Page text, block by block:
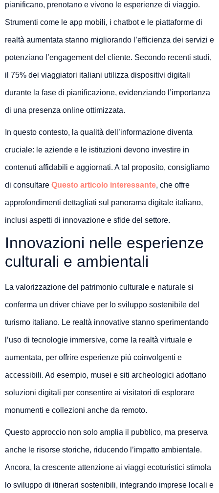
pianificano, prenotano e vivono le esperienze di viaggio.
Strumenti come le app mobili, i chatbot e le piattaforme di
realtà aumentata stanno migliorando l’efficienza dei servizi e
potenziano l’engagement del cliente. Secondo recenti studi,
il 75% dei viaggiatori italiani utilizza dispositivi digitali
durante la fase di pianificazione, evidenziando l’importanza
di una presenza online ottimizzata.
In questo contesto, la qualità dell’informazione diventa
cruciale: le aziende e le istituzioni devono investire in
contenuti affidabili e aggiornati. A tal proposito, consigliamo
di consultare Questo articolo interessante, che offre
approfondimenti dettagliati sul panorama digitale italiano,
inclusi aspetti di innovazione e sfide del settore.
Innovazioni nelle esperienze
culturali e ambientali
La valorizzazione del patrimonio culturale e naturale si
conferma un driver chiave per lo sviluppo sostenibile del
turismo italiano. Le realtà innovative stanno sperimentando
l’uso di tecnologie immersive, come la realtà virtuale e
aumentata, per offrire esperienze più coinvolgenti e
accessibili. Ad esempio, musei e siti archeologici adottano
soluzioni digitali per consentire ai visitatori di esplorare
monumenti e collezioni anche da remoto.
Questo approccio non solo amplia il pubblico, ma preserva
anche le risorse storiche, riducendo l’impatto ambientale.
Ancora, la crescente attenzione ai viaggi ecoturistici stimola
lo sviluppo di itinerari sostenibili, integrando imprese locali e